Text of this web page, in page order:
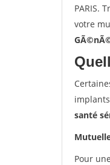
PARIS.
votre
santé
Pour une